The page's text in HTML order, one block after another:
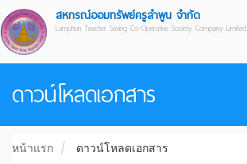
สหกรณ์ออมทรัพย์ครูลำพูน จำกัด
Lamphun Teacher Saving Co-Operative Society Company Limited
ดาวน์โหลดเอกสาร
หน้าแรก ดาวน์โหลดเอกสาร